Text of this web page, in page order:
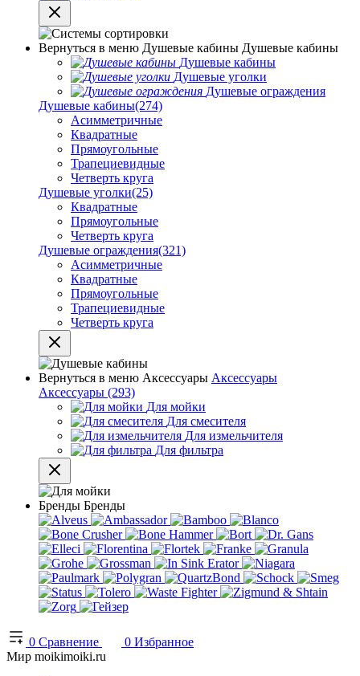
Вернуться в меню Душевые кабины Душевые кабины
Душевые кабины
Душевые уголки
Душевые ограждения
Душевые кабины(274)
Асимметричные
Квадратные
Прямоугольные
Трапециевидные
Четверть круга
Душевые уголки(25)
Квадратные
Прямоугольные
Четверть круга
Душевые ограждения(321)
Асимметричные
Квадратные
Прямоугольные
Трапециевидные
Четверть круга
Вернуться в меню Аксессуары Аксессуары
Аксессуары (293)
Для мойки
Для смесителя
Для измельчителя
Для фильтра
Бренды Бренды
0 Сравнение 0 Избранное
Мир moikimoiki.ru